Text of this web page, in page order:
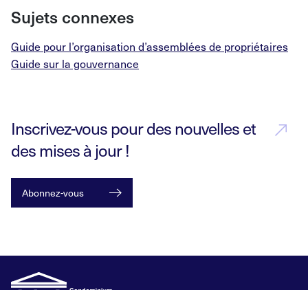
Sujets connexes
Guide pour l’organisation d’assemblées de propriétaires
Guide sur la gouvernance
Inscrivez-vous pour des nouvelles et
des mises à jour !
Abonnez-vous